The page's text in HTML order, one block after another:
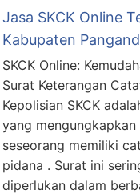
Jasa SKCK Online
Kabupaten
SKCK Online:
Surat Keterangan
Kepolisian SKCK
yang mengungkapkan
seseorang memiliki
pidana . Surat ini
diperlukan dalam